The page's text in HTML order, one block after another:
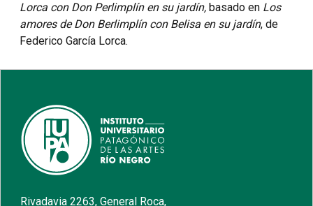
Lorca con Don Perlimplín en su jardín, basado en Los
amores de Don Berlimplín con Belisa en su jardín, de
Federico García Lorca.
Rivadavia 2263, General Roca,